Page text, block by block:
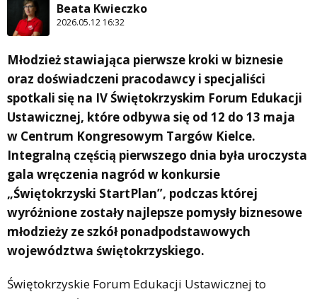
Beata Kwieczko
2026.05.12 16:32
Młodzież stawiająca pierwsze kroki w biznesie
oraz doświadczeni pracodawcy i specjaliści
spotkali się na IV Świętokrzyskim Forum Edukacji
Ustawicznej, które odbywa się od 12 do 13 maja
w Centrum Kongresowym Targów Kielce.
Integralną częścią pierwszego dnia była uroczysta
gala wręczenia nagród w konkursie
„Świętokrzyski StartPlan”, podczas której
wyróżnione zostały najlepsze pomysły biznesowe
młodzieży ze szkół ponadpodstawowych
województwa świętokrzyskiego.
Świętokrzyskie Forum Edukacji Ustawicznej to